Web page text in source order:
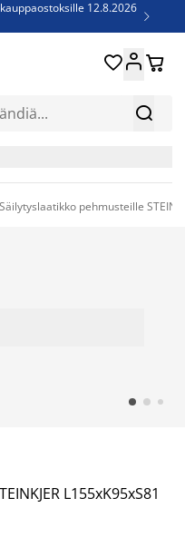
12.8.2026

jopa 60% 
 
Säilytyslaatikko pehmusteille
L155xK95xS81